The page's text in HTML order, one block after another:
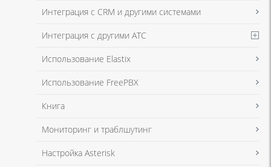
Я даю согласие на обработку моих персональных данных для связи
в соответствии с Политикой в отношении обработки персональных
Интеграция с CRM и другими системами
Интеграция с другими АТС
Использование Elastix
Использование FreePBX
Книга
Мониторинг и траблшутинг
Настройка Asterisk